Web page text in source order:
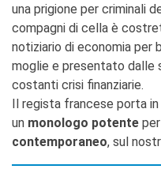
una prigione per criminali
compagni di cella è
notiziario di economia per
moglie e presentato dalle
costanti crisi finanziarie.
Il regista francese porta
un monologo potente
contemporaneo, sul